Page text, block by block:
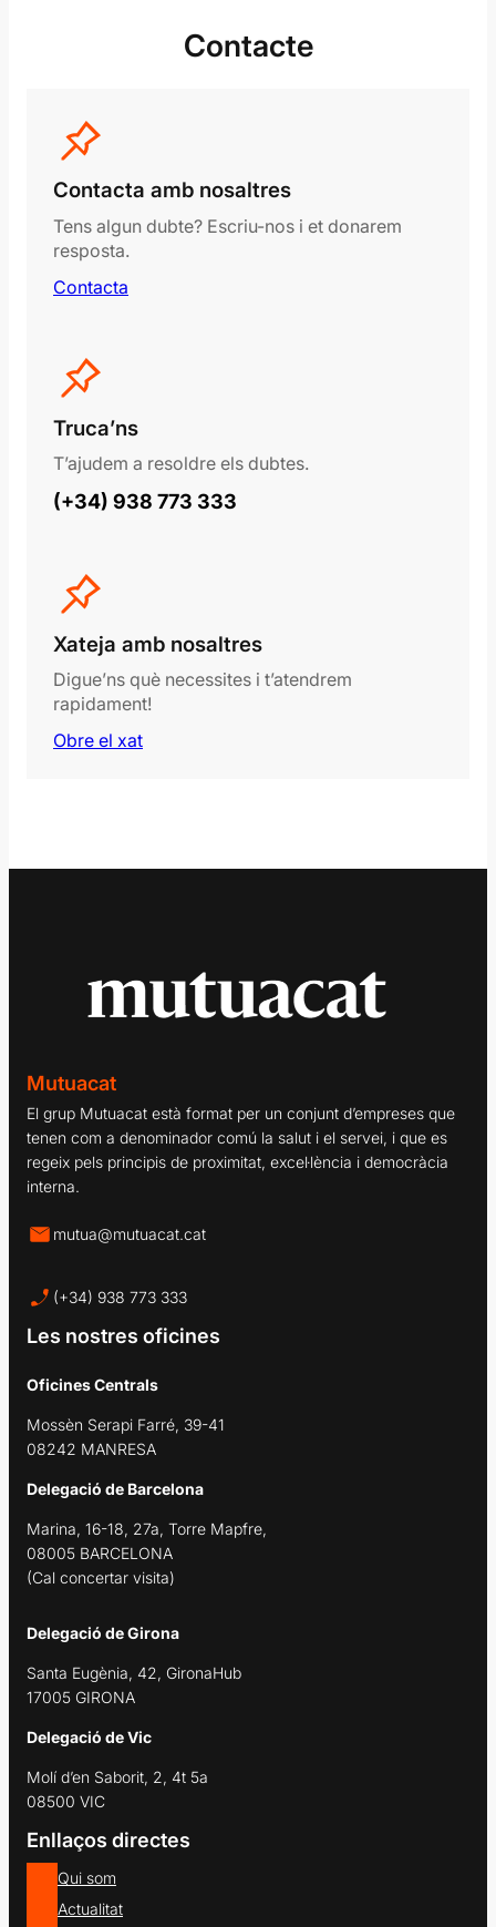
Contacte
Contacta amb nosaltres
Tens algun dubte? Escriu-nos i et donarem
resposta.
Contacta
Truca’ns
T’ajudem a resoldre els dubtes.
(+34) 938 773 333
Xateja amb nosaltres
Digue’ns què necessites i t’atendrem
rapidament!
Obre el xat
Mutuacat
El grup Mutuacat està format per un conjunt d’empreses que
tenen com a denominador comú la salut i el servei, i que es
regeix pels principis de proximitat, excel·lència i democràcia
interna.
mutua@mutuacat.cat
(+34) 938 773 333
Les nostres oficines
Oficines Centrals
Mossèn Serapi Farré, 39-41
08242 MANRESA
Delegació de Barcelona
Marina, 16-18, 27a, Torre Mapfre,
08005 BARCELONA
(Cal concertar visita)
Delegació de Girona
Santa Eugènia, 42, GironaHub
17005 GIRONA
Delegació de Vic
Molí d’en Saborit, 2, 4t 5a
08500 VIC
Enllaços directes
Qui som
Actualitat